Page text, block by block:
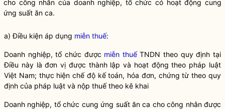
cho công nhân của doanh nghiệp, tổ chức có hoạt động cung
ứng suất ăn ca.
a) Điều kiện áp dụng miễn thuế:
Doanh nghiệp, tổ chức được miễn thuếTNDN theo quy định tại
Điều này là đơn vị được thành lập và hoạt động theo pháp luật
Việt Nam; thực hiện chế độ kế toán, hóa đơn, chứng từ theo quy
định của pháp luật và nộp thuế theo kê khai
Doanh nghiệp, tổ chức cung ứng suất ăn ca cho công nhân được